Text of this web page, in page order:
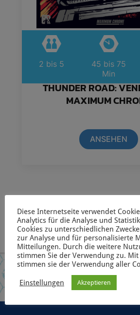
2 bis 5
45 bis 75
Min
THUNDER ROAD:
MAXIMUM
ANSEHEN
Diese Internetseite verwendet
Analytics für die Analyse und
Cookies zu unterschiedlichen
zur Analyse und für personalisierte
Mitteilungen. Durch die weitere
stimmen Sie der Verwendung zu.
stimmen sie der Verwendung aller
Einstellungen Akzeptieren